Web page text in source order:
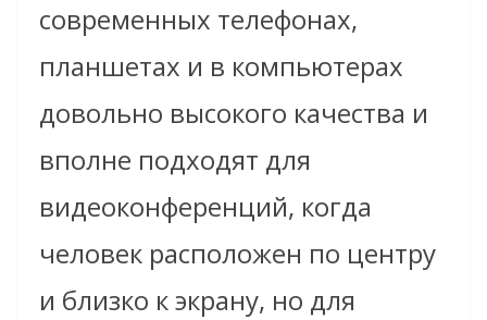
современных телефонах,
планшетах и в компьютерах
довольно высокого качества и
вполне подходят для
видеоконференций, когда
человек расположен по центру
и близко к экрану, но для